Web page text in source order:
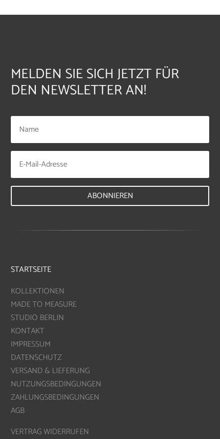
MELDEN SIE SICH JETZT FÜR
DEN NEWSLETTER AN!
ABONNIEREN
STARTSEITE
KOLLEKTIONEN
MADE TO MEASURE
STUDIO BERLIN
KONTAKT
IMPRESSUM
DATENSCHUTZ
VERSAND & LIEFERUNG
NUTZUNGSBEDINGUNGEN
ZAHLUNGSBEDINGUNGEN
AGB
VERTRAG WIDERRUFEN